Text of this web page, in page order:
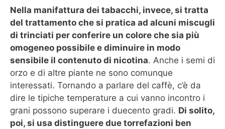
Nella manifattura dei tabacchi, invece, si tratta
del trattamento che si pratica ad alcuni miscugli
di trinciati per conferire un colore che sia più
omogeneo possibile e diminuire in modo
sensibile il contenuto di nicotina. Anche i semi di
orzo e di altre piante ne sono comunque
interessati. Tornando a parlare del caffè, c’è da
dire le tipiche temperature a cui vanno incontro i
grani possono superare i duecento gradi. Di solito,
poi, si usa distinguere due torrefazioni ben